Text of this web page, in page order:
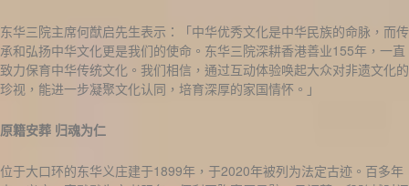
东华三院主席何猷启先生表示：「中华优秀文化是中华民族的命脉，而传
承和弘扬中华文化更是我们的使命。东华三院深耕香港善业155年，一直
致力保育中华传统文化。我们相信，通过互动体验唤起大众对非遗文化的
珍视，能进一步凝聚文化认同，培育深厚的家国情怀。」
原籍安葬 归魂为仁
位于大口环的东华义庄建于1899年，于2020年被列为法定古迹。百多年